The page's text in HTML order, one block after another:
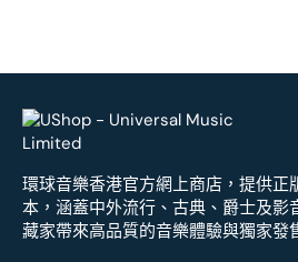
環球音樂香港官方網上商店，提供正
本，涵蓋中外流行、古典、爵士及影
藏家帶來高品質的音樂體驗與獨家發